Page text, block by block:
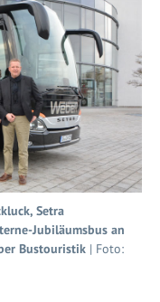
Setra
Jubiläumsbus an
Bustouristik | Foto: